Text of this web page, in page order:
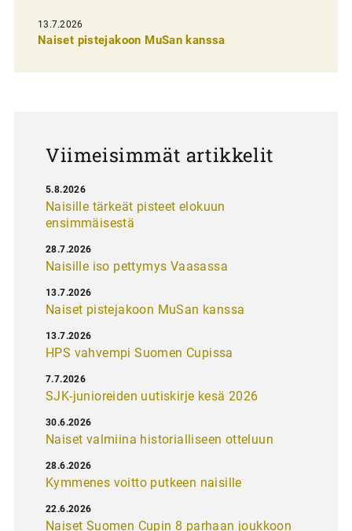
e
13.7.2026
Naiset pistejakoon MuSan kanssa
Viimeisimmät artikkelit
Naisille tärkeät pisteet elokuun
ensimmäisestä
5.8.2026
Naisille iso pettymys Vaasassa
28.7.2026
Naiset pistejakoon MuSan kanssa
13.7.2026
HPS vahvempi Suomen Cupissa
13.7.2026
SJK-junioreiden uutiskirje kesä 2026
7.7.2026
Naiset valmiina historialliseen otteluun
30.6.2026
Kymmenes voitto putkeen naisille
28.6.2026
Naiset Suomen Cupin 8 parhaan joukkoon
22.6.2026